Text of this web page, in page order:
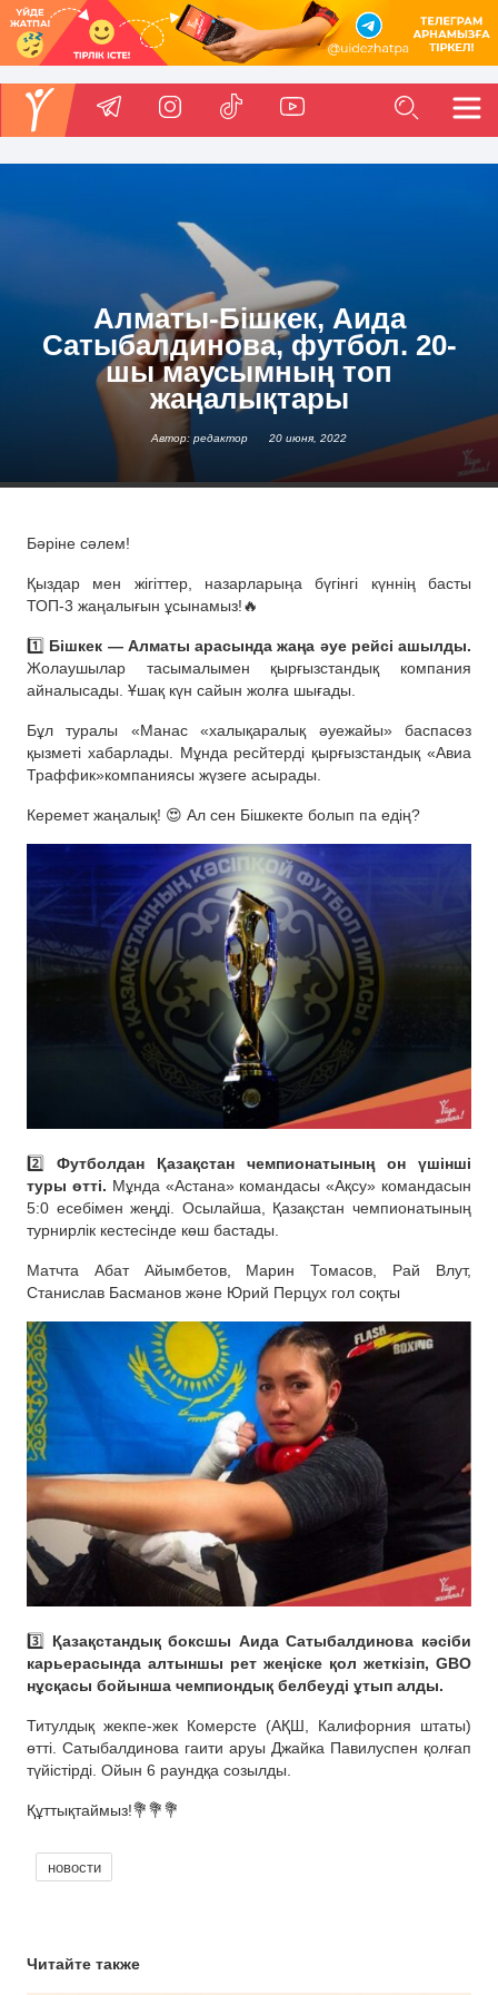
Алматы-Бішкек, Аида
Сатыбалдинова, футбол. 20-
шы маусымның топ
жаңалықтары
Автор: редактор 20 июня, 2022
Бәріне сәлем!
Қыздар мен жігіттер, назарларыңа бүгінгі күннің басты
ТОП-3 жаңалығын ұсынамыз!🔥
1️⃣ Бішкек — Алматы арасында жаңа әуе рейсі ашылды.
Жолаушылар тасымалымен қырғызстандық компания
айналысады. Ұшақ күн сайын жолға шығады.
Бұл туралы «Манас «халықаралық әуежайы» баспасөз
қызметі хабарлады. Мұнда ресйтерді қырғызстандық «Авиа
Траффик»компаниясы жүзеге асырады.
Керемет жаңалық! 😍 Ал сен Бішкекте болып па едің?
2️⃣ Футболдан Қазақстан чемпионатының он үшінші
туры өтті. Мұнда «Астана» командасы «Ақсу» командасын
5:0 есебімен жеңді. Осылайша, Қазақстан чемпионатының
турнирлік кестесінде көш бастады.
Матчта Абат Айымбетов, Марин Томасов, Рай Влут,
Станислав Басманов және Юрий Перцух гол соқты
3️⃣ Қазақстандық боксшы Аида Сатыбалдинова кәсіби
карьерасында алтыншы рет жеңіске қол жеткізіп, GBO
нұсқасы бойынша чемпиондық белбеуді ұтып алды.
Титулдық жекпе-жек Комерсте (АҚШ, Калифорния штаты)
өтті. Сатыбалдинова гаити аруы Джайка Павилуспен қолғап
түйістірді. Ойын 6 раундқа созылды.
Құттықтаймыз!💐💐💐
новости
Читайте также